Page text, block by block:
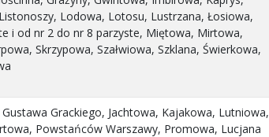
Lodowa, Lotosu, Lustrzana, Łosiowa,
i od nr 2 do nr 8 parzyste, Miętowa, Mirtowa,
Skrzypowa, Szałwiowa, Szklana, Świerkowa,
Grackiego, Jachtowa, Kajakowa, Lutniowa,
Powstańców Warszawy, Promowa, Lucjana